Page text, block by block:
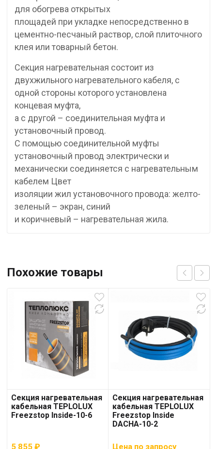
для обогрева открытых
площадей при укладке непосредственно в
цементно-песчаный раствор, слой плиточного
клея или товарный бетон.
Секция нагревательная состоит из
двухжильного нагревательного кабеля, с
одной стороны которого установлена
концевая муфта,
а с другой – соединительная муфта и
установочный провод.
С помощью соединительной муфты
установочный провод электрически и
механически соединяется с нагревательным
кабелем Цвет
изоляции жил установочного провода: желто-
зеленый – экран, синий
и коричневый – нагревательная жила.
Похожие товары
Секция нагревательная
кабельная TEPLOLUX
Freezstop Inside-10-6
5 855 ₽
Секция нагревательная
кабельная TEPLOLUX
Freezstop Inside
DACHA-10-2
Цена по запросу